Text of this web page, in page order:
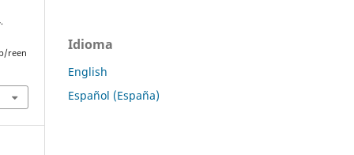
reen
Idioma
English
Español (España)